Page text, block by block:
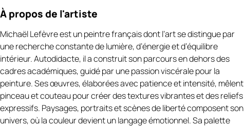
Description artistique :
l’océan. La toile est traversée par un jeu de vagues successives,
travaillées en larges gestes de couteau et de brosse, où les bleus
profonds dialoguent avec des blancs éclatants et des touches
minérales plus sombreshttps://art-et-culture.ch/categorie-
produit/artiste-peintre-contemporain-francais/michael-lefevre/.
L’écume, élément central de la composition, surgit comme une
énergie vivante, traduisant le choc de l’eau contre les rochers et le
mouvement incessant de la mer. À l’horizon, une ligne plus chaude
À propos de l'artiste
Michaël Lefèvre est un peintre français dont l’art se distingue par
une recherche constante de lumière, d’énergie et d’équilibre
intérieur. Autodidacte, il a construit son parcours en dehors des
cadres académiques, guidé par une passion viscérale pour la
peinture. Ses œuvres, élaborées avec patience et intensité, mêlent
pinceau et couteau pour créer des textures vibrantes et des reliefs
expressifs. Paysages, portraits et scènes de liberté composent son
univers, où la couleur devient un langage émotionnel. Sa palette